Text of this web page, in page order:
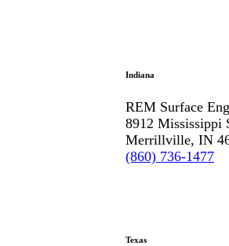
Indiana
REM Surface
8912 Mississippi
Merrillville, IN
(860) 736-1477
Texas